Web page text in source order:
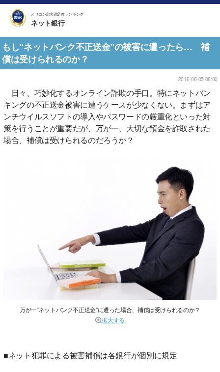
オリコン顧客満足度ランキング
ネット銀行
もし“ネットバンク不正送金”の被害に遭ったら… 補
償は受けられるのか？
2016-08-05 08:00
日々、巧妙化するオンライン詐欺の手口。特にネットバン
キングの不正送金被害に遭うケースが少なくない。まずはア
ンチウイルスソフトの導入やパスワードの厳重化といった対
策を行うことが重要だが、万が一、大切な預金を詐取された
場合、補償は受けられるのだろうか？
万が一“ネットバンク不正送金”に遭った場合、補償は受けられるのか？
拡大する
■ネット犯罪による被害補償は各銀行が個別に規定